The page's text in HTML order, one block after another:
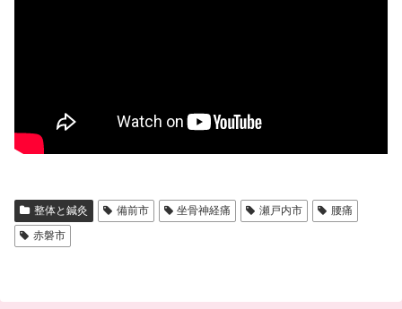
整体と鍼灸 備前市 坐骨神経痛 瀬戸内市
腰痛
赤磐市